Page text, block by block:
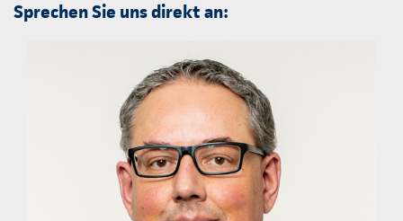
Sprechen Sie uns direkt an: